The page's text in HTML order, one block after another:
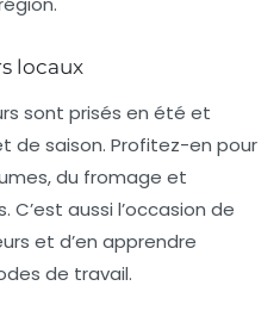
locaux
sont prisés en été et
de saison. Profitez-en pour
du fromage et
C’est aussi l’occasion de
et d’en apprendre
de travail.